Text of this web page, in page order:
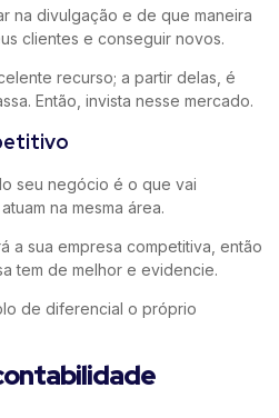
na divulgação e de que maneira
clientes e conseguir novos.
recurso; a partir delas, é
Então, invista nesse mercado.
seu negócio é o que vai
na mesma área.
a sua empresa competitiva, então
tem de melhor e evidencie.
de diferencial o próprio